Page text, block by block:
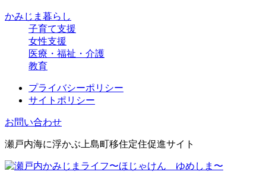
かみじま暮らし
子育て支援
女性支援
医療・福祉・介護
教育
プライバシーポリシー
サイトポリシー
お問い合わせ
瀬戸内海に浮かぶ上島町移住定住促進サイト